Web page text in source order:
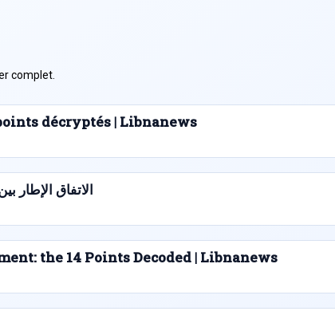
complet.
décryptés | Libnanews
الاتفاق الإطار بين
the 14 Points Decoded | Libnanews